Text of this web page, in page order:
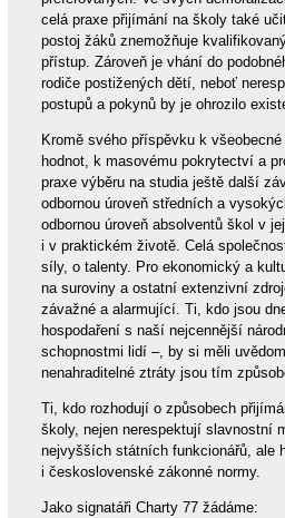
celá praxe přijímání na školy také
postoj žáků znemožňuje
přístup. Zároveň je vhání do
rodiče postižených dětí, neboť
postupů a pokynů by je ohrozilo
Kromě svého příspěvku k
hodnot, k masovému pokrytectví a
praxe výběru na studia ještě další
odbornou úroveň středních a
odbornou úroveň absolventů škol v
i v praktickém životě. Celá
síly, o talenty. Pro ekonomický a
na suroviny a ostatní extenzivní
závažné a alarmující. Ti, kdo jsou
hospodaření s naší nejcennější
schopnostmi lidí –, by si měli
nenahraditelné ztráty jsou tím
Ti, kdo rozhodují o způsobech
školy, nejen nerespektují slavnostní
nejvyšších státních funkcionářů, ale
i československé zákonné normy.
Jako signatáři Charty 77 žádáme: